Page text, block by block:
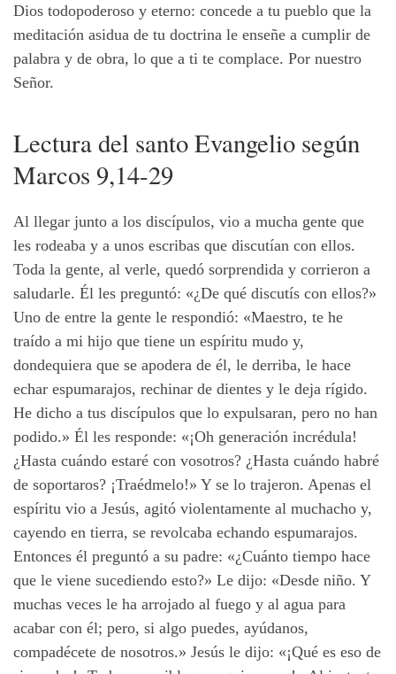
Dios todopoderoso y eterno: concede a tu pueblo que la
meditación asidua de tu doctrina le enseñe a cumplir de
palabra y de obra, lo que a ti te complace. Por nuestro
Señor.
Lectura del santo Evangelio según
Marcos 9,14-29
Al llegar junto a los discípulos, vio a mucha gente que
les rodeaba y a unos escribas que discutían con ellos.
Toda la gente, al verle, quedó sorprendida y corrieron a
saludarle. Él les preguntó: «¿De qué discutís con ellos?»
Uno de entre la gente le respondió: «Maestro, te he
traído a mi hijo que tiene un espíritu mudo y,
dondequiera que se apodera de él, le derriba, le hace
echar espumarajos, rechinar de dientes y le deja rígido.
He dicho a tus discípulos que lo expulsaran, pero no han
podido.» Él les responde: «¡Oh generación incrédula!
¿Hasta cuándo estaré con vosotros? ¿Hasta cuándo habré
de soportaros? ¡Traédmelo!» Y se lo trajeron. Apenas el
espíritu vio a Jesús, agitó violentamente al muchacho y,
cayendo en tierra, se revolcaba echando espumarajos.
Entonces él preguntó a su padre: «¿Cuánto tiempo hace
que le viene sucediendo esto?» Le dijo: «Desde niño. Y
muchas veces le ha arrojado al fuego y al agua para
acabar con él; pero, si algo puedes, ayúdanos,
compadécete de nosotros.» Jesús le dijo: «¡Qué es eso de